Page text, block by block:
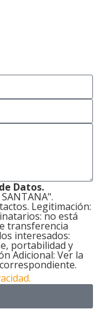
Datos.
Legitimación:
no está
transferencia
interesados:
portabilidad y
Adicional: Ver la